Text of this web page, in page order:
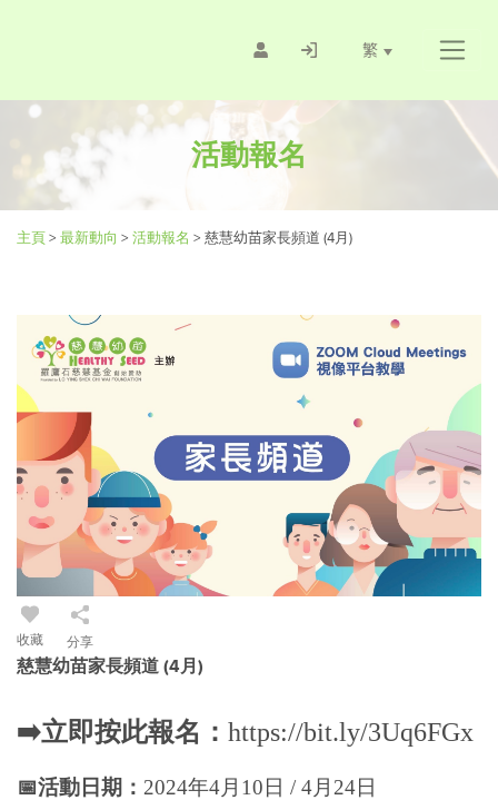
繁
活動報名
主頁> 最新動向 > 活動報名 > 慈慧幼苗家長頻道 (4月)
收藏 分享
慈慧幼苗家長頻道 (4月)
➡️立即按此報名： https://bit.ly/3Uq6FGx
📅活動日期： 2024年4月10日 / 4月24日